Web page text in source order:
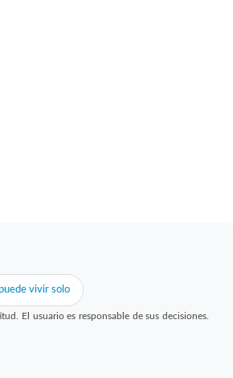
vivir solo
El usuario es responsable de sus decisiones.